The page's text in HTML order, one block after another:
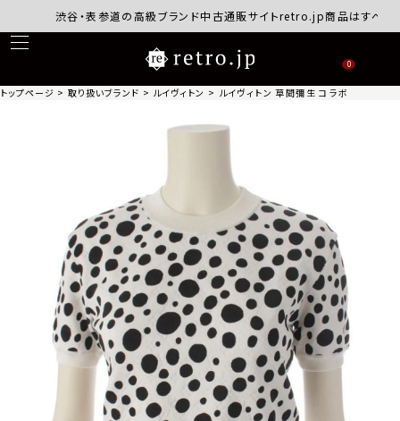
渋谷・表参道の高級ブランド中古通販サイトretro.jp商品はすべて正規
0
トップページ 取り扱いブランド ルイヴィトン ルイヴィトン 草間彌生 コラボ インフィ